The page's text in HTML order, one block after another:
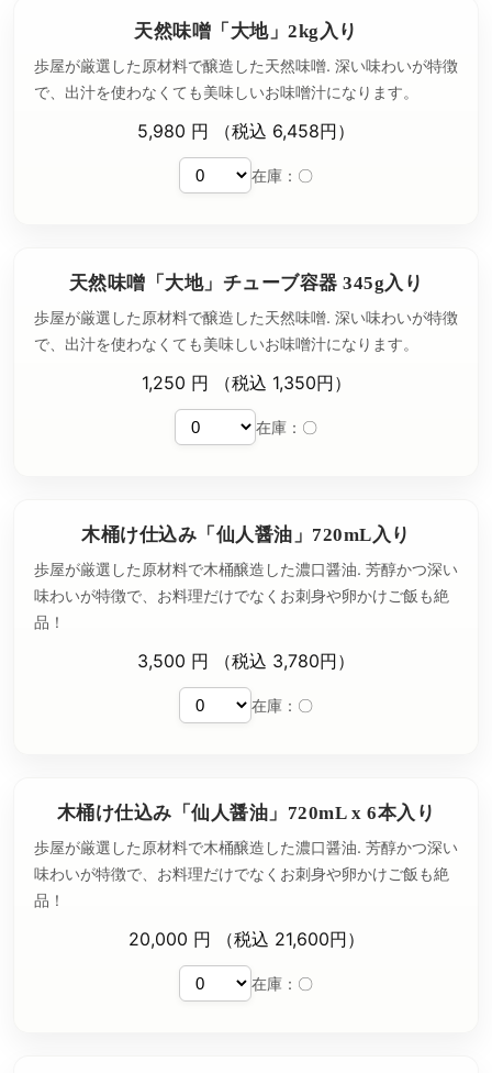
天然味噌「大地」2kg入り
歩屋が厳選した原材料で醸造した天然味噌. 深い味わいが特徴
で、出汁を使わなくても美味しいお味噌汁になります。
5,980 円 （税込 6,458円）
在庫：〇
天然味噌「大地」チューブ容器 345g入り
歩屋が厳選した原材料で醸造した天然味噌. 深い味わいが特徴
で、出汁を使わなくても美味しいお味噌汁になります。
1,250 円 （税込 1,350円）
在庫：〇
木桶け仕込み「仙人醤油」720mL入り
歩屋が厳選した原材料で木桶醸造した濃口醤油. 芳醇かつ深い
味わいが特徴で、お料理だけでなくお刺身や卵かけご飯も絶
品！
3,500 円 （税込 3,780円）
在庫：〇
木桶け仕込み「仙人醤油」720mL x 6本入り
歩屋が厳選した原材料で木桶醸造した濃口醤油. 芳醇かつ深い
味わいが特徴で、お料理だけでなくお刺身や卵かけご飯も絶
品！
20,000 円 （税込 21,600円）
在庫：〇